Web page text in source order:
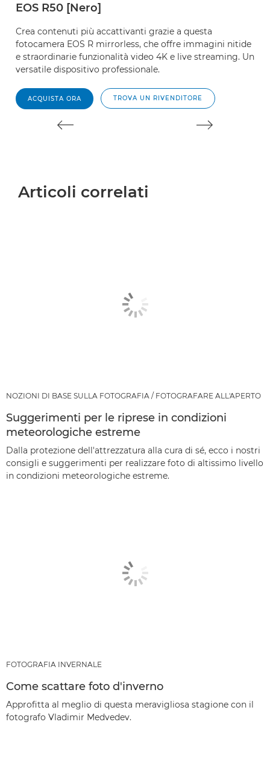
EOS R50 [Nero]
Crea contenuti più accattivanti grazie a questa
fotocamera EOS R mirrorless, che offre immagini nitide
e straordinarie funzionalità video 4K e live streaming. Un
versatile dispositivo professionale.
ACQUISTA ORA TROVA UN RIVENDITORE
Articoli correlati
NOZIONI DI BASE SULLA FOTOGRAFIA / FOTOGRAFARE ALL'APERTO
Suggerimenti per le riprese in condizioni
meteorologiche estreme
Dalla protezione dell'attrezzatura alla cura di sé, ecco i nostri
consigli e suggerimenti per realizzare foto di altissimo livello
in condizioni meteorologiche estreme.
FOTOGRAFIA INVERNALE
Come scattare foto d'inverno
Approfitta al meglio di questa meravigliosa stagione con il
fotografo Vladimir Medvedev.